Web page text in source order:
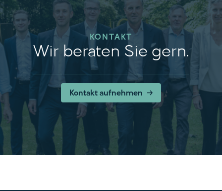
KONTAKT
Wir beraten Sie gern.
Kontakt aufnehmen